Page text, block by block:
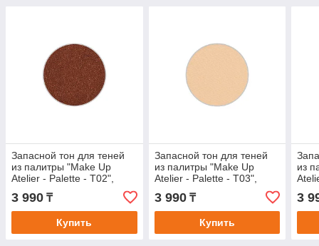
Запасной тон для теней
из палитры "Make Up
Atelier - Palette - T02",
прессованные в блистере.
3 990 ₸
Купить
Запасной тон для теней
из палитры "Make Up
Atelier - Palette - T03",
прессованные в блистере.
3 990₸
Купить
из
3